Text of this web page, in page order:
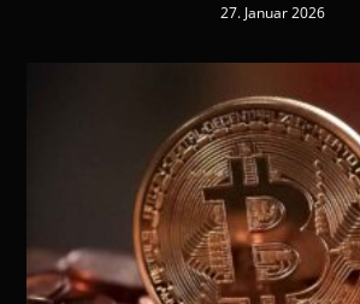
27. Januar 2026